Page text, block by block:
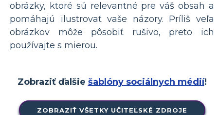
obrázky, ktoré sú relevantné pre váš obsah a
pomáhajú ilustrovať vaše názory. Príliš veľa
obrázkov môže pôsobiť rušivo, preto ich
používajte s mierou.
Zobraziť ďalšie šablóny sociálnych médií!
ZOBRAZIŤ VŠETKY UČITEĽSKÉ ZDROJE